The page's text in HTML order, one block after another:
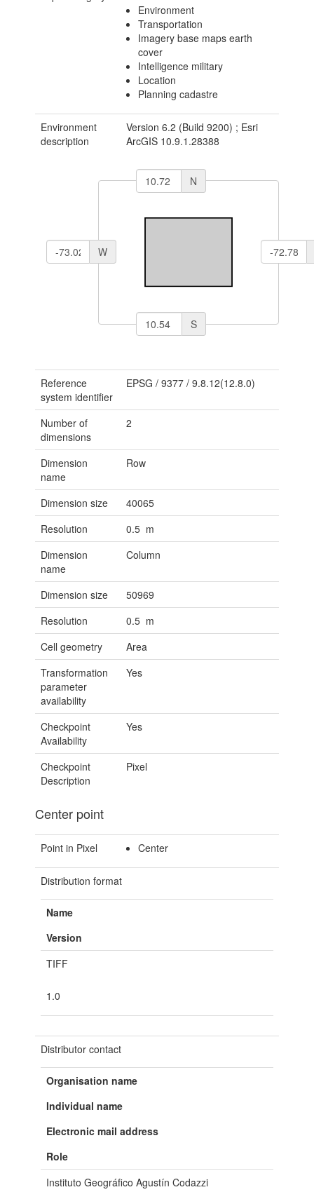
Environment
Transportation
Imagery base maps earth
cover
Intelligence military
Location
Planning cadastre
Environment
description
Version 6.2 (Build 9200) ; Esri
ArcGIS 10.9.1.28388
N
S
W
Reference
system identifier
EPSG / 9377/ 9.8.12(12.8.0)
Number of
dimensions
2
Dimension
name
Row
Dimension size
40065
Resolution
0.5 m
Dimension
name
Column
Dimension size
50969
Resolution
0.5 m
Cell geometry
Area
Transformation
parameter
availability
Yes
Checkpoint
Availability
Yes
Checkpoint
Description
Pixel
Center point
Point in Pixel Center
Distribution format
Name
Version
TIFF
1.0
Distributor contact
Organisation name
Individual name
Electronic mail address
Role
Instituto Geográfico Agustín Codazzi